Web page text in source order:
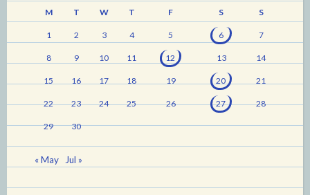
M T W T F S S
1 2 3 4 5 6 7
8 9 10 11 12 13 14
15 16 17 18 19 20 21
22 23 24 25 26 27 28
29 30
« May Jul »